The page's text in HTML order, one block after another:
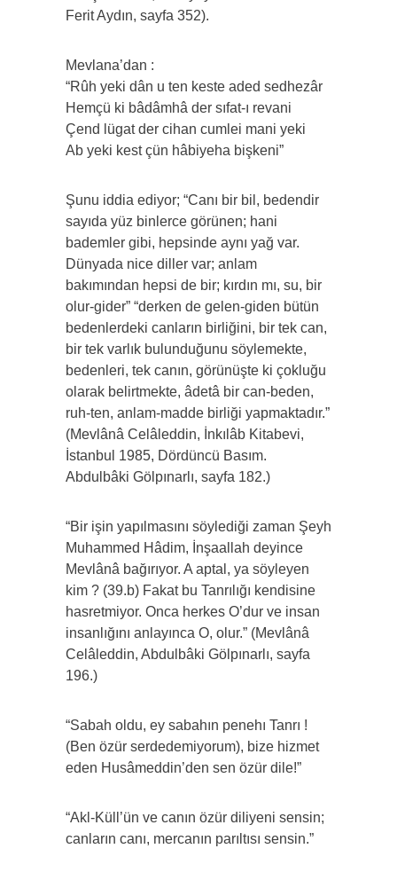
Ferit Aydın, sayfa 352).
Mevlana’dan :
“Rûh yeki dân u ten keste aded sedhezâr
Hemçü ki bâdâmhâ der sıfat-ı revani
Çend lügat der cihan cumlei mani yeki
Ab yeki kest çün hâbiyeha bişkeni”
Şunu iddia ediyor; “Canı bir bil, bedendir
sayıda yüz binlerce görünen; hani
bademler gibi, hepsinde aynı yağ var.
Dünyada nice diller var; anlam
bakımından hepsi de bir; kırdın mı, su, bir
olur-gider” “derken de gelen-giden bütün
bedenlerdeki canların birliğini, bir tek can,
bir tek varlık bulunduğunu söylemekte,
bedenleri, tek canın, görünüşte ki çokluğu
olarak belirtmekte, âdetâ bir can-beden,
ruh-ten, anlam-madde birliği yapmaktadır.”
(Mevlânâ Celâleddin, İnkılâb Kitabevi,
İstanbul 1985, Dördüncü Basım.
Abdulbâki Gölpınarlı, sayfa 182.)
“Bir işin yapılmasını söylediği zaman Şeyh
Muhammed Hâdim, İnşaallah deyince
Mevlânâ bağırıyor. A aptal, ya söyleyen
kim ? (39.b) Fakat bu Tanrılığı kendisine
hasretmiyor. Onca herkes O’dur ve insan
insanlığını anlayınca O, olur.” (Mevlânâ
Celâleddin, Abdulbâki Gölpınarlı, sayfa
196.)
“Sabah oldu, ey sabahın penehı Tanrı !
(Ben özür serdedemiyorum), bize hizmet
eden Husâmeddin’den sen özür dile!”
“Akl-Küll’ün ve canın özür diliyeni sensin;
canların canı, mercanın parıltısı sensin.”